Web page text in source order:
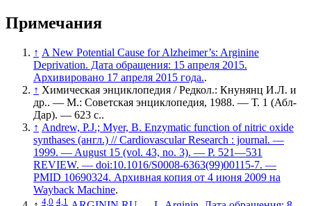
Примечания
↑ A New Potential Cause for Alzheimer’s: Arginine
Deprivation. Дата обращения: 15 апреля 2015.
Архивировано 17 апреля 2015 года..
↑ Химическая энциклопедия / Редкол.: Кнунянц И.Л. и
др.. — М.: Советская энциклопедия, 1988. — Т. 1 (Абл-
Дар). — 623 с..
↑ Andrew, P.J.; Myer, B. Enzymatic function of nitric oxide
synthases (англ.) // Cardiovascular Research : journal. —
1999. — August 15 (vol. 43, no. 3). — P. 521—531
REVIEW. — doi:10.1016/S0008-6363(99)00115-7. —
PMID 10690324. Архивная копия от 4 июня 2009 на
Wayback Machine.
4,0 4,1